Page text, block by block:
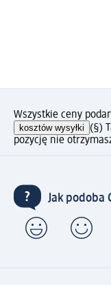
Wszystkie ceny
kosztów wysyłki (§)
pozycję nie
Jak podoba